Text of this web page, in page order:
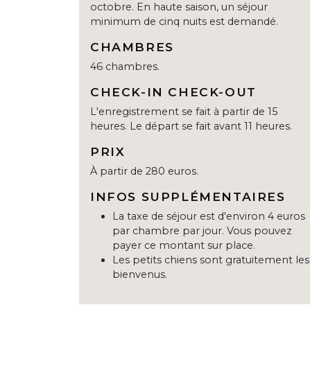
octobre. En haute saison, un séjour
minimum de cinq nuits est demandé.
CHAMBRES
46 chambres.
CHECK-IN CHECK-OUT
L'enregistrement se fait à partir de 15
heures. Le départ se fait avant 11 heures.
PRIX
À partir de 280 euros.
INFOS SUPPLÉMENTAIRES
La taxe de séjour est d'environ 4 euros
par chambre par jour. Vous pouvez
payer ce montant sur place.
Les petits chiens sont gratuitement les
bienvenus.